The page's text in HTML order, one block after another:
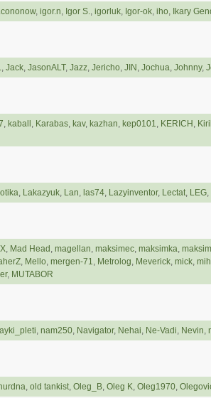
, igor.n, Igor S., igorluk, Igor-ok, iho, Ikary
, Jack, JasonALT, Jazz, Jericho, JIN , Jochua, Johnny,
, kaball , Karabas, kav, kazhan, kep0101, KERICH , Kirill
, Lakazyuk, Lan, las74, Lazyinventor, Lectat, LEG,
, Mad Head , magellan, maksimec, maksimka,
, Mello, mergen-71, Metrolog, Meverick, mick,
, MUTABOR
, nam250, Navigator, Nehai, Ne-Vadi, Nevin,
, old tankist, Oleg_B, Oleg K, Oleg1970,